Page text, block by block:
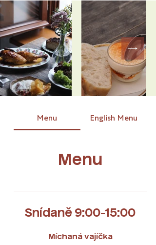
Menu English Menu
Menu
Snídaně 9:00-15:00
Míchaná vajíčka